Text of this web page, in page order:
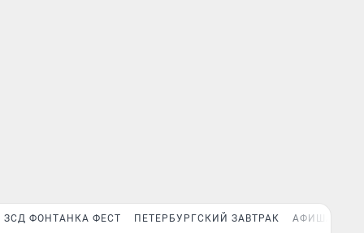
ЗСД ФОНТАНКА ФЕСТ ПЕТЕРБУРГСКИЙ ЗАВТРАК АФИША PLUS